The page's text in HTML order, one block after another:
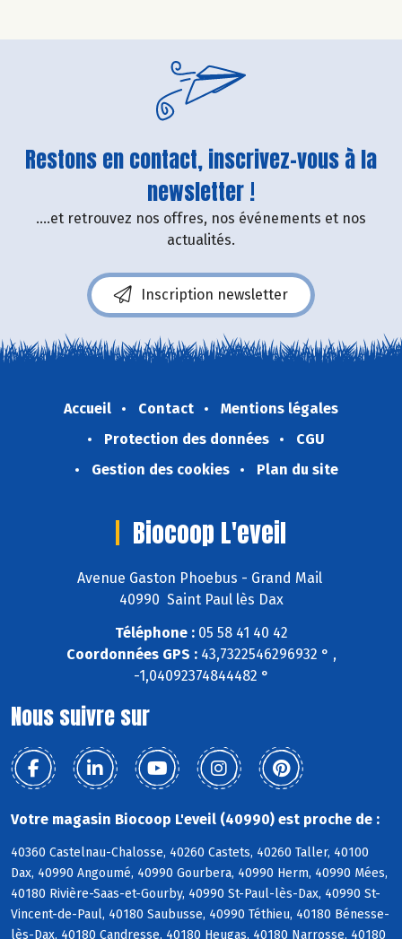
Restons en contact, inscrivez-vous à la
newsletter !
....et retrouvez nos offres, nos événements et nos
actualités.
Inscription newsletter
Accueil Contact
Mentions légales
Protection des données
CGU
Gestion des cookies
Plan du site
Biocoop L'eveil
Avenue Gaston Phoebus - Grand Mail
40990 Saint Paul lès Dax
Téléphone :05 58 41 40 42
Coordonnées GPS :43,7322546296932 ° ,
-1,04092374844482 °
Nous suivre sur
Votre magasin Biocoop L'eveil (40990) est proche de :
40360 Castelnau-Chalosse, 40260 Castets, 40260 Taller, 40100
Dax, 40990 Angoumé, 40990 Gourbera, 40990 Herm, 40990 Mées,
40180 Rivière-Saas-et-Gourby, 40990 St-Paul-lès-Dax, 40990 St-
Vincent-de-Paul, 40180 Saubusse, 40990 Téthieu, 40180 Bénesse-
lès-Dax, 40180 Candresse, 40180 Heugas, 40180 Narrosse, 40180